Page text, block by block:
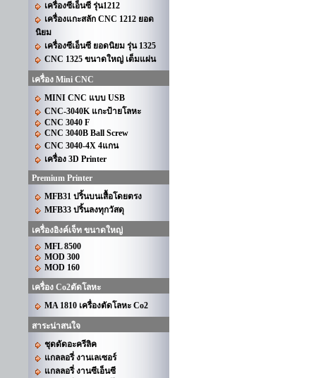
เครื่องซีเอ็นซี รุ่น1212
เครื่องแกะสลัก CNC 1212 ยอด
นิยม
เครื่องซีเอ็นซี ยอดนิยม รุ่น 1325
CNC 1325 ขนาดใหญ่ เต็มแผ่น
เครื่อง Mini CNC
MINI CNC แบบ USB
CNC-3040K แกะป้ายโลหะ
CNC 3040 F
CNC 3040B Ball Screw
CNC 3040-4X 4แกน
เครื่อง 3D Printer
Premium Printer
MFB31 ปริ้นบนเสื้อโดยตรง
MFB33 ปริ้นลงทุกวัสดุ
เครื่องอิงค์เจ็ท ขนาดใหญ่
MFL 8500
MOD 300
MOD 160
เครื่อง Co2ตัดโลหะ
MA 1810 เครื่องตัดโลหะ Co2
สาระน่าสนใจ
ชุดดัดอะครีลิค
แกลลอรี่ งานเลเซอร์
แกลลอรี่ งานซีเอ็นซี